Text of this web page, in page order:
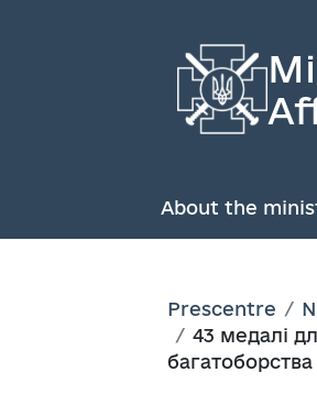
About the
Prescentre
43 медалі
багатоборства